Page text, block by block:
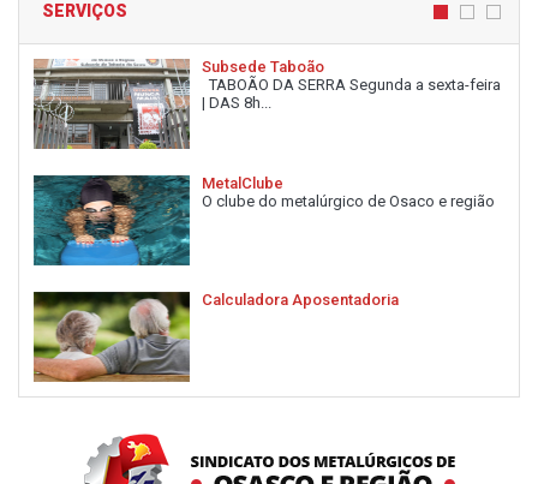
SERVIÇOS
Subsede Taboão
TABOÃO DA SERRA Segunda a sexta-feira
| DAS 8h...
MetalClube
O clube do metalúrgico de Osaco e região
Calculadora Aposentadoria